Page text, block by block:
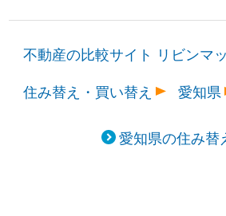
不動産の比較サイト リビンマ
住み替え・買い替え
愛知県
愛知県の住み替